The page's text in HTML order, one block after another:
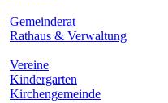
Gemeinderat
Rathaus & Verwaltung
Vereine
Kindergarten
Kirchengemeinde